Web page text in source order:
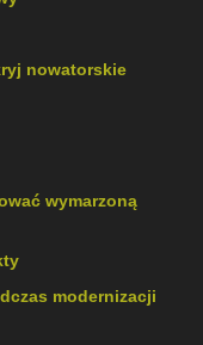
nowatorskie
wymarzoną
modernizacji